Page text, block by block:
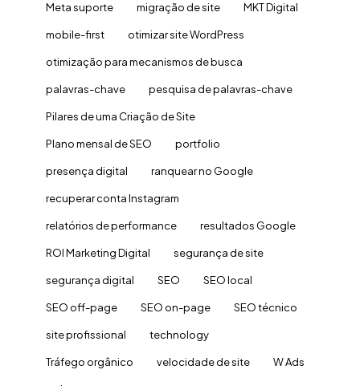
Meta suporte migração de site MKT Digital
mobile-first otimizar site WordPress
otimização para mecanismos de busca
palavras-chave pesquisa de palavras-chave
Pilares de uma Criação de Site
Plano mensal de SEO portfolio
presença digital ranquear no Google
recuperar conta Instagram
relatórios de performance resultados Google
ROI Marketing Digital segurança de site
segurança digital SEO SEO local
SEO off-page SEO on-page SEO técnico
site profissional technology
Tráfego orgânico velocidade de site W Ads